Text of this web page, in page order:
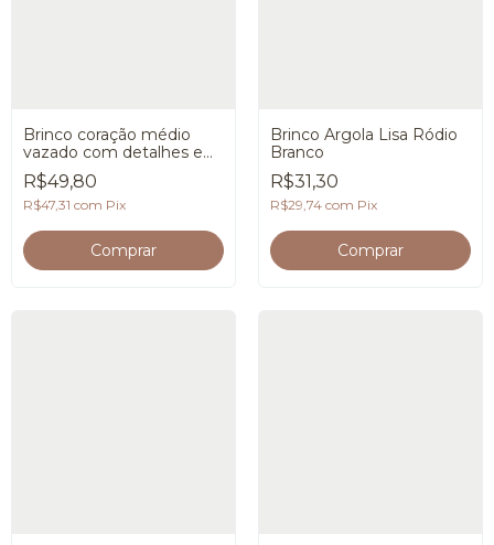
Brinco coração médio
vazado com detalhes em
banho de Prata 925
R$49,80
R$47,31 com Pix
Brinco Argola Lisa Ródio
Branco
R$31,30
R$29,74 com Pix